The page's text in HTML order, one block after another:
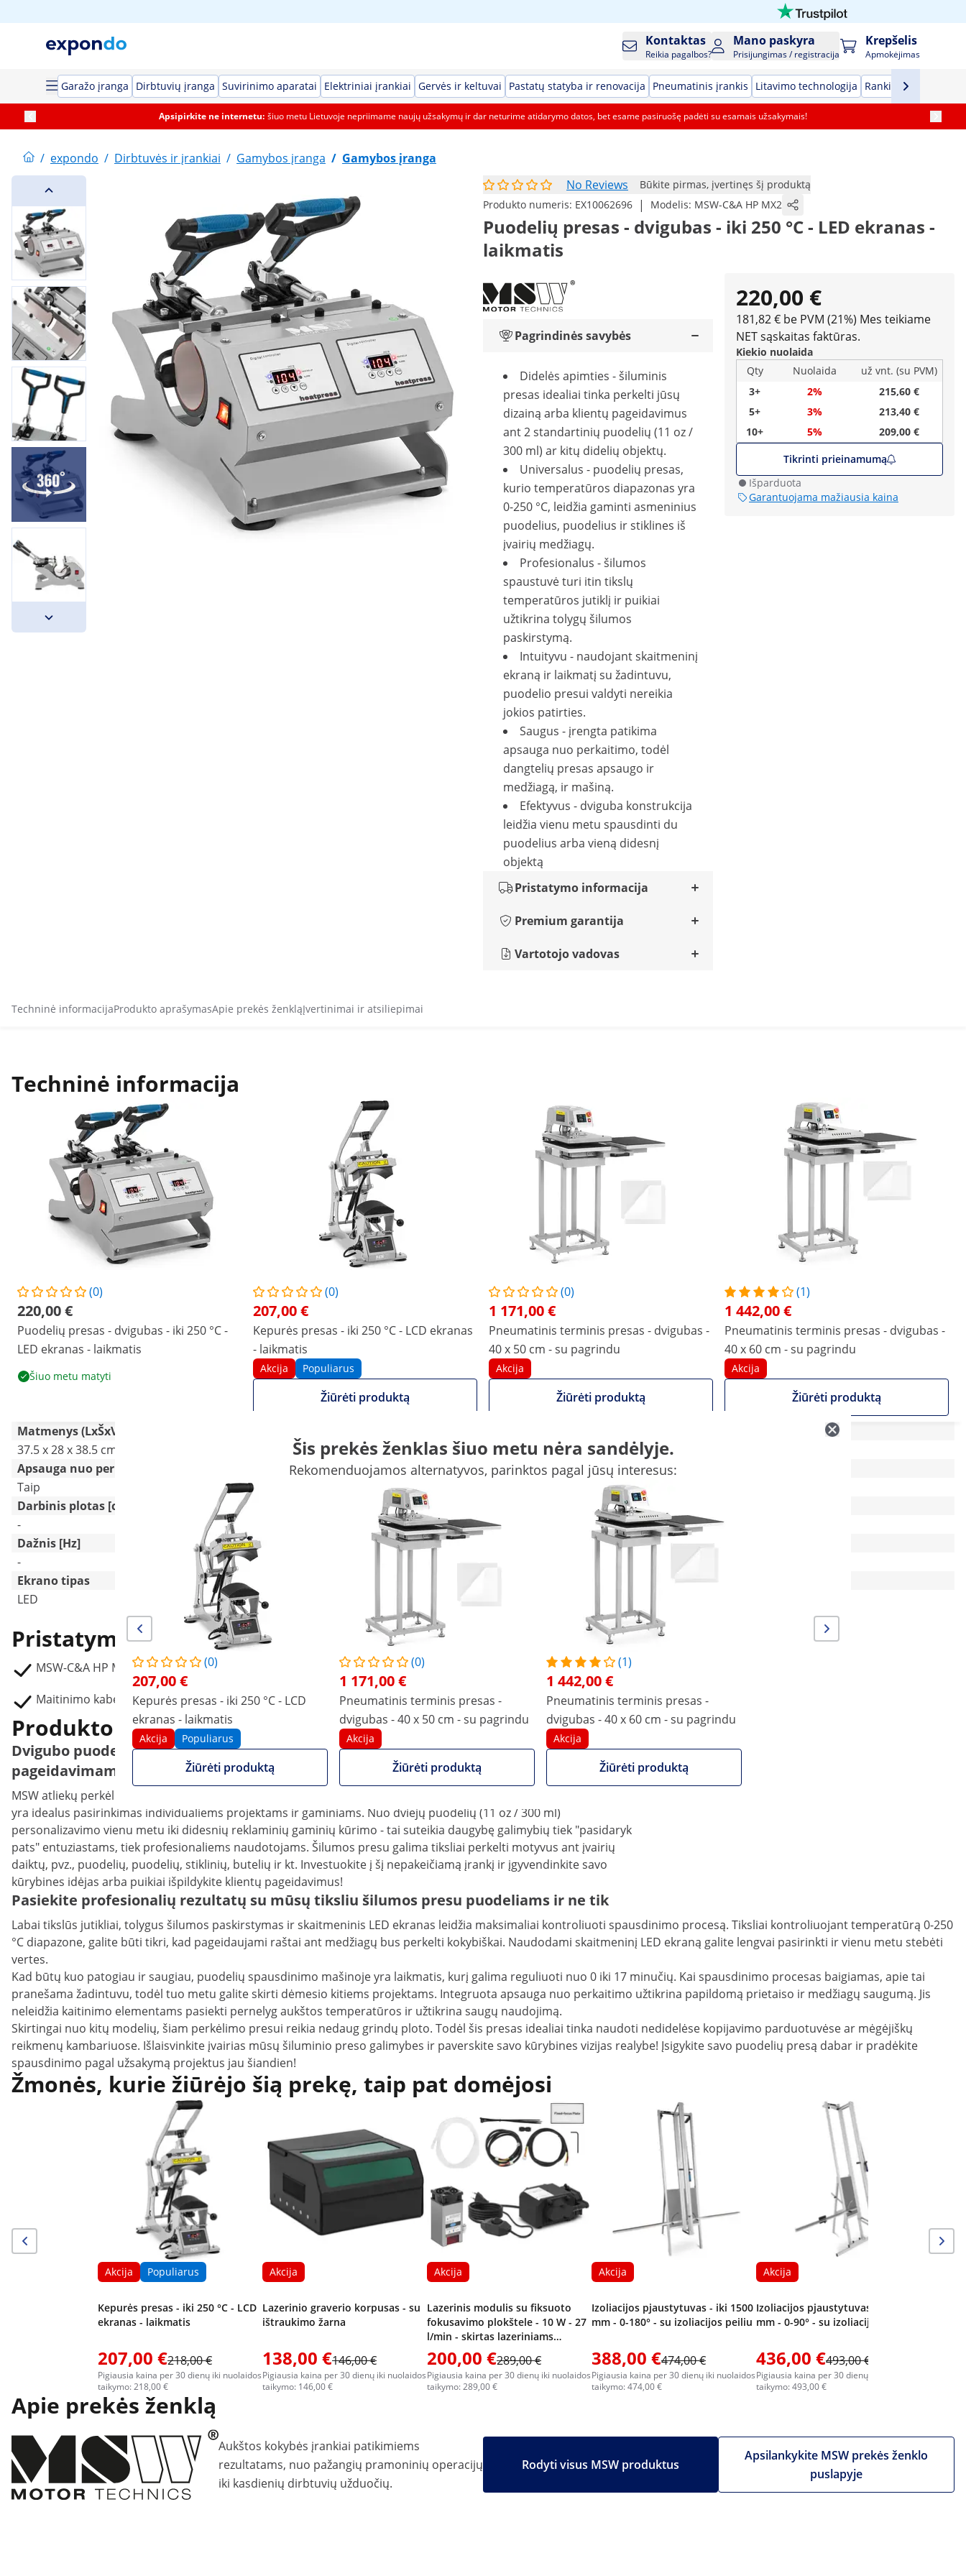
Kontaktas
Reikia pagalbos?
Mano paskyra
Prisijungimas / registracija
Krepšelis
Apmokėjimas
Garažo įranga Dirbtuvių įranga Suvirinimo aparatai Elektriniai įrankiai Gervės ir keltuvai Pastatų statyba ir renovacija Pneumatinis įrankis Litavimo technologija Rankiniai įrankiai
Apsipirkite ne internetu: šiuo metu Lietuvoje nepriimame naujų užsakymų ir dar neturime atidarymo datos, bet esame pasiruošę padėti su esamais užsakymais!
/ expondo / Dirbtuvės ir įrankiai / Gamybos įranga / Gamybos įranga
No Reviews
Būkite pirmas, įvertinęs šį produktą
Produkto numeris: EX10062696 | Modelis: MSW-C&A HP MX2
Puodelių presas - dvigubas - iki 250 °C - LED ekranas -
laikmatis
220,00 €
181,82 € be PVM (21%) Mes teikiame
NET sąskaitas faktūras.
Kiekio nuolaida
Qty
Nuolaida
už vnt. (su PVM)
3+
2%
215,60 €
5+
3%
213,40 €
10+
5%
209,00 €
Tikrinti prieinamumą
Išparduota
Garantuojama mažiausia kaina
Pagrindinės savybės
Didelės apimties - šiluminis
presas idealiai tinka perkelti jūsų
dizainą arba klientų pageidavimus
ant 2 standartinių puodelių (11 oz /
300 ml) ar kitų didelių objektų.
Universalus - puodelių presas,
kurio temperatūros diapazonas yra
0-250 °C, leidžia gaminti asmeninius
puodelius, puodelius ir stiklines iš
įvairių medžiagų.
Profesionalus - šilumos
spaustuvė turi itin tikslų
temperatūros jutiklį ir puikiai
užtikrina tolygų šilumos
paskirstymą.
Intuityvu - naudojant skaitmeninį
ekraną ir laikmatį su žadintuvu,
puodelio presui valdyti nereikia
jokios patirties.
Saugus - įrengta patikima
apsauga nuo perkaitimo, todėl
dangtelių presas apsaugo ir
medžiagą, ir mašiną.
Efektyvus - dviguba konstrukcija
leidžia vienu metu spausdinti du
puodelius arba vieną didesnį
objektą
Pristatymo informacija
Premium garantija
Vartotojo vadovas
Techninė informacijaProdukto aprašymasApie prekės ženkląĮvertinimai ir atsiliepimai
Techninė informacija
(0)
220,00 €
Puodelių presas - dvigubas - iki 250 °C -
LED ekranas - laikmatis
Šiuo metu matyti
(0)
207,00 €
Kepurės presas - iki 250 °C - LCD ekranas
- laikmatis
Akcija Populiarus
Žiūrėti produktą
(0)
1 171,00 €
Pneumatinis terminis presas - dvigubas -
40 x 50 cm - su pagrindu
Akcija
Žiūrėti produktą
(1)
1 442,00 €
Pneumatinis terminis presas - dvigubas -
40 x 60 cm - su pagrindu
Akcija
Žiūrėti produktą
Matmenys (LxŠxV)
37.5 x 28 x 38.5 cm
46 x 23 x 62 cm 78 x 95 x 131 cm
Apsauga nuo perkaitimo
Taip
Taip
Darbinis plotas [cm]
-
40 x 50
Dažnis [Hz]
-
-
Ekrano tipas
LED
LCD
Palyginti daugiau savybių
Pristatymo pakuotė
MSW-C&A HP MX2 puodelių presas
Maitinimo kabelis
Šis prekės ženklas šiuo metu nėra sandėlyje.
Rekomenduojamos alternatyvos, parinktos pagal jūsų interesus:
(0)
207,00 €
Kepurės presas - iki 250 °C - LCD
ekranas - laikmatis
Akcija Populiarus
Žiūrėti produktą
(0)
1 171,00 €
Pneumatinis terminis presas -
dvigubas - 40 x 50 cm - su pagrindu
Akcija
Žiūrėti produktą
(1)
1 442,00 €
Pneumatinis terminis presas -
dvigubas - 40 x 60 cm - su pagrindu
Akcija
Žiūrėti produktą
Produkto aprašymas
Dvigubo puodelio presas kūrybiniams projektams ir individualiems klientų
pageidavimams
MSW atliekų perkėlimo presas su 2 nepriklausomai valdomomis, tačiau tarpusavyje sujungtomis slėgio kameromis
yra idealus pasirinkimas individualiems projektams ir gaminiams. Nuo dviejų puodelių (11 oz / 300 ml)
personalizavimo vienu metu iki didesnių reklaminių gaminių kūrimo - tai suteikia daugybę galimybių tiek "pasidaryk
pats" entuziastams, tiek profesionaliems naudotojams. Šilumos presu galima tiksliai perkelti motyvus ant įvairių
daiktų, pvz., puodelių, puodelių, stiklinių, butelių ir kt. Investuokite į šį nepakeičiamą įrankį ir įgyvendinkite savo
kūrybines idėjas arba puikiai išpildykite klientų pageidavimus!
Pasiekite profesionalių rezultatų su mūsų tiksliu šilumos presu puodeliams ir ne tik
Labai tikslūs jutikliai, tolygus šilumos paskirstymas ir skaitmeninis LED ekranas leidžia maksimaliai kontroliuoti spausdinimo procesą. Tiksliai kontroliuojant temperatūrą 0-250
°C diapazone, galite būti tikri, kad pageidaujami raštai ant medžiagų bus perkelti kokybiškai. Naudodami skaitmeninį LED ekraną galite lengvai pasirinkti ir vienu metu stebėti
vertes.
Kad būtų kuo patogiau ir saugiau, puodelių spausdinimo mašinoje yra laikmatis, kurį galima reguliuoti nuo 0 iki 17 minučių. Kai spausdinimo procesas baigiamas, apie tai
pranešama žadintuvu, todėl tuo metu galite skirti dėmesio kitiems projektams. Integruota apsauga nuo perkaitimo užtikrina papildomą prietaiso ir medžiagų saugumą. Jis
neleidžia kaitinimo elementams pasiekti pernelyg aukštos temperatūros ir užtikrina saugų naudojimą.
Skirtingai nuo kitų modelių, šiam perkėlimo presui reikia nedaug grindų ploto. Todėl šis presas idealiai tinka naudoti nedidelėse kopijavimo parduotuvėse ar mėgėjiškų
reikmenų kambariuose. Išlaisvinkite įvairias mūsų šiluminio preso galimybes ir paverskite savo kūrybines vizijas realybe! Įsigykite savo puodelių presą dabar ir pradėkite
spausdinimo pagal užsakymą projektus jau šiandien!
Žmonės, kurie žiūrėjo šią prekę, taip pat domėjosi
Akcija Populiarus
Kepurės presas - iki 250 °C - LCD
ekranas - laikmatis
207,00 €218,00 €
Pigiausia kaina per 30 dienų iki nuolaidos
taikymo: 218,00 €
Akcija
Lazerinio graverio korpusas - su
ištraukimo žarna
138,00 €146,00 €
Pigiausia kaina per 30 dienų iki nuolaidos
taikymo: 146,00 €
Akcija
Lazerinis modulis su fiksuoto
fokusavimo plokštele - 10 W - 27
l/min - skirtas lazeriniams
pjaustytuvams / lazeriniams
graviravimo įrenginiams
200,00 €289,00 €
Pigiausia kaina per 30 dienų iki nuolaidos
taikymo: 289,00 €
Akcija
Izoliacijos pjaustytuvas - iki 1500
mm - 0-180° - su izoliacijos peiliu
388,00 €474,00 €
Pigiausia kaina per 30 dienų iki nuolaidos
taikymo: 474,00 €
Akcija
Izoliacijos pjaustytuvas - iki 1500
mm - 0-90° - su izoliacijos peiliu
436,00 €493,00 €
Pigiausia kaina per 30 dienų iki nuolaidos
taikymo: 493,00 €
Apie prekės ženklą
Aukštos kokybės įrankiai patikimiems
rezultatams, nuo pažangių pramoninių operacijų
iki kasdienių dirbtuvių užduočių.
Apsilankykite MSW prekės ženklo
puslapyje
Rodyti visus MSW produktus